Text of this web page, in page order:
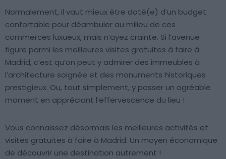
Normalement, il vaut mieux être doté(e) d’un budget
confortable pour déambuler au milieu de ces
commerces luxueux, mais n’ayez crainte. Si l’avenue
figure parmi les meilleures visites gratuites à faire à
Madrid, c’est qu’on peut y admirer des immeubles à
l’architecture soignée et des monuments historiques
prestigieux. Ou, tout simplement, y passer un agréable
moment en appréciant l’effervescence du lieu !
Vous connaissez désormais les meilleures activités et
visites gratuites à faire à Madrid. Un moyen économique
de découvrir une destination autrement !